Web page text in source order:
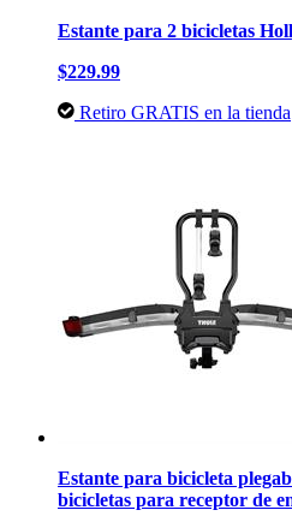
Estante para 2 bicicletas
$229.99
Retiro GRATIS en la tienda
Estante para bicicleta​​​​​​​
bicicletas​​​​​​​ para receptor de